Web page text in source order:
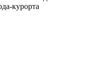
курорта